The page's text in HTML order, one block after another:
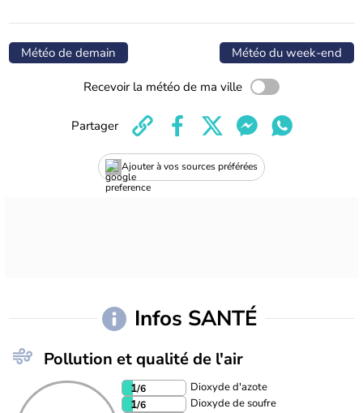
Météo de demain Météo du week-end
Recevoir la météo de ma ville
Ajouter à vos sources préférées
Partager
Infos SANTÉ
Pollution et qualité de l'air
1/6 Dioxyde d'azote
1/6 Dioxyde de soufre